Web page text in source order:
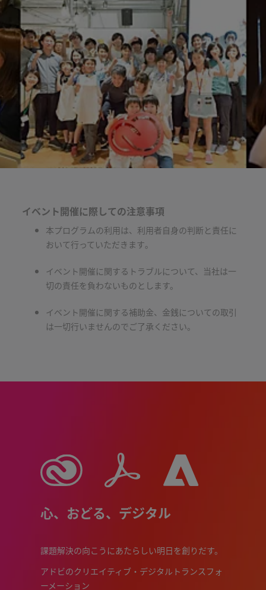
イベント開催に際しての注意事項
本プログラムの利用は、利用者自身の判断と責任に
おいて行っていただきます｡
イベント開催に関するトラブルについて、当社は一
切の責任を負わないものとします。
イベント開催に関する補助金、金銭についての取引
は一切行いませんのでご了承ください。
心、おどる、デジタル
課題解決の向こうにあたらしい明日を創りだす。
アドビのクリエイティブ・デジタルトランスフォ
ーメーション